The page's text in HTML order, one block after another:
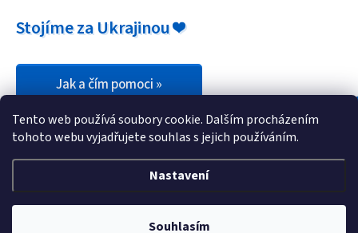
Tento web používá soubory cookie. Dalším procházením
tohoto webu vyjadřujete souhlas s jejich používáním.
Nastavení
Souhlasím
Stojíme za Ukrajinou ❤️
Jak a čím pomoci »